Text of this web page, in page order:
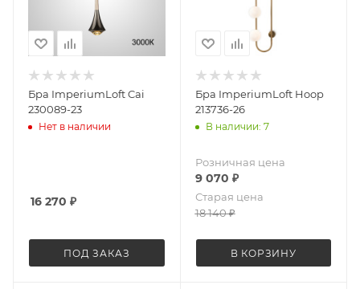
Бра ImperiumLoft Cai
230089-23
Нет в наличии
16 270 ₽
ПОД ЗАКАЗ
Бра ImperiumLoft Hoop
213736-26
В наличии: 7
Розничная цена
9 070 ₽
Старая цена
18 140₽
В КОРЗИНУ